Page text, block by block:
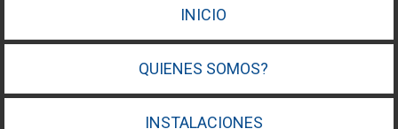
INICIO
QUIENES SOMOS?
INSTALACIONES